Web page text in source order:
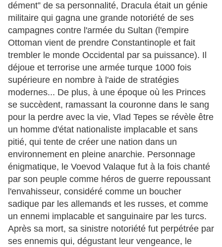
dément” de sa personnalité, Dracula était un génie
militaire qui gagna une grande notoriété de ses
campagnes contre l'armée du Sultan (l'empire
Ottoman vient de prendre Constantinople et fait
trembler le monde Occidental par sa puissance). Il
déjoue et terrorise une armée turque 1000 fois
supérieure en nombre à l'aide de stratégies
modernes... De plus, à une époque où les Princes
se succèdent, ramassant la couronne dans le sang
pour la perdre avec la vie, Vlad Tepes se révèle être
un homme d'état nationaliste implacable et sans
pitié, qui tente de créer une nation dans un
environnement en pleine anarchie. Personnage
énigmatique, le Voevod Valaque fut à la fois chanté
par son peuple comme héros de guerre repoussant
l'envahisseur, considéré comme un boucher
sadique par les allemands et les russes, et comme
un ennemi implacable et sanguinaire par les turcs.
Après sa mort, sa sinistre notoriété fut perpétrée par
ses ennemis qui, dégustant leur vengeance, le